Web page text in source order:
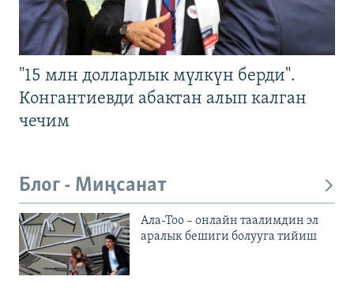
"15 млн долларлык мүлкүн берди".
Конгантиевди абактан алып калган
чечим
Блог - Миңсанат
Ала-Тоо – онлайн таалимдин эл
аралык бешиги болууга тийиш